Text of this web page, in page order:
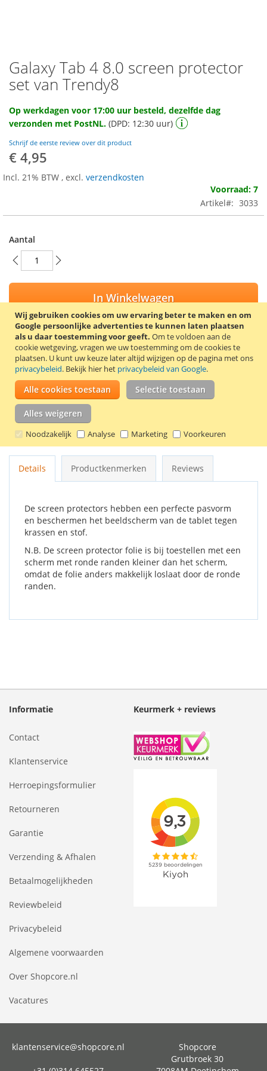
Wij gebruiken cookies om uw ervaring beter te maken en om
Google persoonlijke advertenties te kunnen laten plaatsen
als u daar toestemming voor geeft. Om te voldoen aan de
cookie wetgeving, vragen we uw toestemming om de cookies te
plaatsen. U kunt uw keuze later altijd wijzigen op de pagina met ons
privacybeleid. Bekijk hier het privacybeleid van Google.
Alle cookies toestaan Selectie toestaan
Alles weigeren
Noodzakelijk Analyse Marketing Voorkeuren
Ga
naar
het
van
de
gallerij
Galaxy Tab 4 8.0 screen protector
set van Trendy8
Op werkdagen voor 17:00 uur besteld, dezelfde dag
verzonden met PostNL. (DPD: 12:30 uur)
Schrijf de eerste review over dit product
€ 4,95
Incl. 21% BTW , excl. verzendkosten
Voorraad: 7
Artikel
3033
Aantal
In Winkelwagen
VOEG TOE AAN VERLANGLIJST
TOEVOEGEN OM TE VERGELIJKEN
Trendy8 screen protector set voor de Samsung Galaxy Tab 4
8.0 SM-T330 / SM-T331 / SM-T335 / SM-T337V. De set bevat 2
screen protectors, een schoonmaakdoekje en een kaartje om
luchtbellen onder de screen protector te verwijderen.
Details Productkenmerken Reviews
De screen protectors hebben een perfecte pasvorm
en beschermen het beeldscherm van de tablet tegen
krassen en stof.
N.B. De screen protector folie is bij toestellen met een
scherm met ronde randen kleiner dan het scherm,
omdat de folie anders makkelijk loslaat door de ronde
randen.
Informatie
Contact
Klantenservice
Herroepingsformulier
Retourneren
Garantie
Verzending & Afhalen
Betaalmogelijkheden
Reviewbeleid
Privacybeleid
Algemene voorwaarden
Over Shopcore.nl
Vacatures
Keurmerk + reviews
klantenservice@shopcore.nl
Shopcore
Grutbroek 30